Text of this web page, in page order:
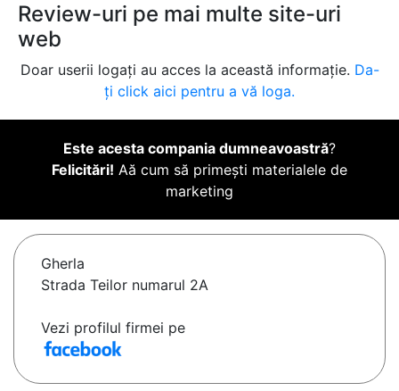
Review-uri pe mai multe site-uri
web
Doar userii logați au acces la această informație. Da-
ți click aici pentru a vă loga.
Este acesta compania dumneavoastră?
Felicitări! Aă cum să primești materialele de
marketing
Gherla
Strada Teilor numarul 2A
Vezi profilul firmei pe